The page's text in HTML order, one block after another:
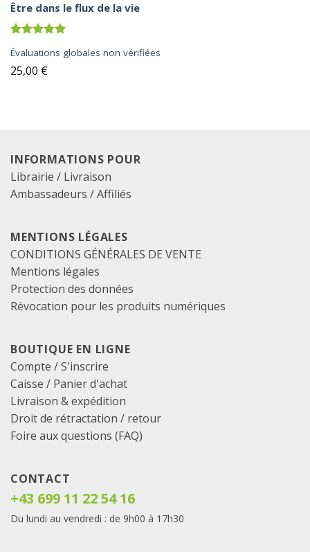
Être dans le flux de la vie
sur 5
Évaluations globales non vérifiées
25,00 €
INFORMATIONS POUR
Librairie / Livraison
Ambassadeurs / Affiliés
MENTIONS LÉGALES
CONDITIONS GÉNÉRALES DE VENTE
Mentions légales
Protection des données
Révocation pour les produits numériques
BOUTIQUE EN LIGNE
Compte / S'inscrire
Caisse / Panier d'achat
Livraison & expédition
Droit de rétractation / retour
Foire aux questions (FAQ)
CONTACT
+43 699 11 22 54 16
Du lundi au vendredi : de 9h00 à 17h30